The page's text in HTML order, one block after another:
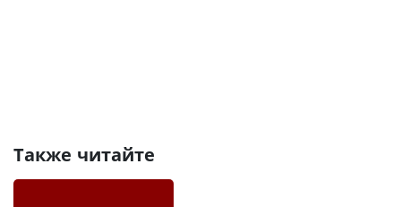
Также читайте